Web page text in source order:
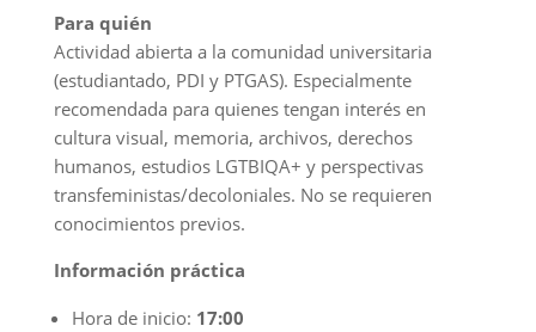
Para quién
Actividad abierta a la comunidad universitaria
(estudiantado, PDI y PTGAS). Especialmente
recomendada para quienes tengan interés en
cultura visual, memoria, archivos, derechos
humanos, estudios LGTBIQA+ y perspectivas
transfeministas/decoloniales. No se requieren
conocimientos previos.
Información práctica
Hora de inicio: 17:00